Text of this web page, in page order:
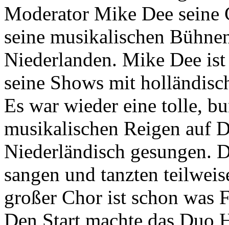
Moderator Mike Dee seine
seine musikalischen
Niederlanden. Mike Dee
seine Shows mit
Es war wieder eine tolle,
musikalischen Reigen auf
Niederländisch gesungen.
sangen und tanzten
großer Chor ist schon was
Den Start machte das Duo